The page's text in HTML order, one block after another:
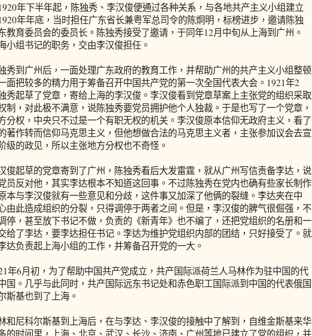
年下半年起，陈独秀、李汉俊便通过各种关系，与各地共产主义小组建立
年年底，当时担任广东省长兼粤军总司令的陈炯明，标榜进步，邀请陈独
教育委员会的委员长。陈独秀接受了邀请，于同年12月中旬从上海到广州。
小组书记的职务，交由李汉俊担任。
到广州后，一面处理广东政府的教育工作，并帮助广州的共产主义小组整顿
面把较多的精力用于筹备召开中国共产党的第一次全国代表大会。1921年2
秀起草了党章，寄给上海的李汉俊。李汉俊看到党章草案上主张党的组织采取
制，对此极不满意，说陈独秀要党员拥护他个人独裁。于是也写了一个党章，
分权，中央只不过是一个有职无权的机关。李汉俊原本信仰无政府主义，看了
著作转而信仰马克思主义，但他想做合法的马克思主义者，主张参加议会去宣
级的政见，所以主张地方分权也不奇怪。
起草的党章寄到了广州，陈独秀看后大发雷霆，就从广州写信责备李达，说
员反对他，其实李达根本不知道这回事。不过陈独秀在党内也确有些家长制作
本与李汉俊就有一些意见和分歧，这件事又加深了他俩的裂缝。李达夹在中
由此造成组织的分裂，只得调停于两者之间。但是，李汉俊的脾气很倔强，不
停，甚至放下书记不做，负责的《新青年》也不编了，还把党组织的名册和一
给了李达，要李达担任书记。李达为维护党组织内部的团结，只好接受了。就
达负责起上海小组的工作，并筹备召开党的一大。
6月初，为了帮助中国共产党成立，共产国际派荷兰人马林作为驻中国的代
国。几乎与此同时，共产国际远东书记处和赤色职工国际派到中国的代表俄国
斯基也到了上海。
尼科尔斯基到上海后，在与李达、李汉俊的接触中了解到，自维金斯基来华
的时间里，上海、北京、武汉、长沙、济南、广州等地已建立了党的组织，并